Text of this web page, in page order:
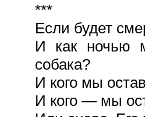
***
Если будет
И как ночью
собака?
И кого мы
И кого ― мы